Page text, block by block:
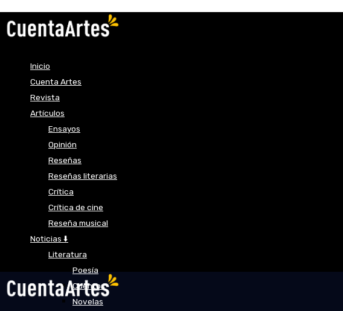
Inicio
Cuenta Artes
Revista
Artículos
Ensayos
Opinión
Reseñas
Reseñas literarias
Crítica
Crítica de cine
Reseña musical
Noticias ⬇️
Literatura
Poesía
Cuentos
Novelas